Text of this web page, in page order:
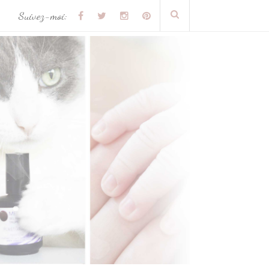
Suivez-moi: